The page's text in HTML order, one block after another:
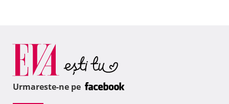
Urmareste-ne pe